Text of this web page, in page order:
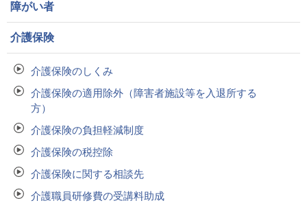
障がい者
介護保険
介護保険のしくみ
介護保険の適用除外（障害者施設等を入退所する
方）
介護保険の負担軽減制度
介護保険の税控除
介護保険に関する相談先
介護職員研修費の受講料助成